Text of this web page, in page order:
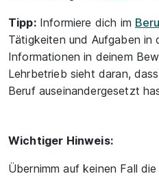
Tipp:Informiere dich im
Tätigkeiten und Aufgaben in
Informationen in deinem
Lehrbetrieb sieht daran,
Beruf auseinandergesetzt
Wichtiger Hinweis:
Übernimm auf keinen Fall